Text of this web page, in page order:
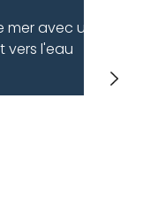
avec un
vers l'eau